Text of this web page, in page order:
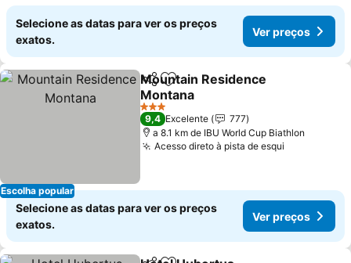
Selecione as datas para ver os preços
exatos.
Ver preços
Escolha popular
PartilharAdicionar aos favoritos
Mountain Residence
Montana
3 Estrelas
9,4 Excelente
777
a 8.1 km de IBU World Cup Biathlon
Acesso direto à pista de esqui
Selecione as datas para ver os preços
exatos.
Ver preços